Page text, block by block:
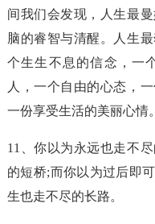
间我们会发现，人生最
脑的睿智与清醒。人生
个生生不息的信念，一
人，一个自由的心态，
一份享受生活的美丽心情。
11、你以为永远也走不
的短桥;而你以为过后即
生也走不尽的长路。